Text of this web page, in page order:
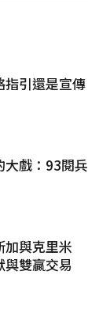
指引還是宣傳
大戲：93閱兵
加與克里米
與雙贏交易